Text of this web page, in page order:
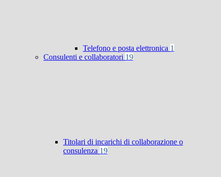
Telefono e posta elettronica 1
Consulenti e collaboratori 19
Titolari di incarichi di collaborazione o
consulenza 19